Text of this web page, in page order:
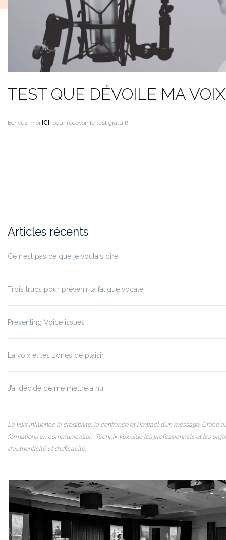
TEST QUE DÉVOILE MA
Écrivez-moi ICI pour recevoir le test gratuit!
Articles récents
Ce n’est pas ce que je voulais dire…
Trois trucs pour prévenir la fatigue vocale
Preventing Voice issues
La voix et les zones de plaisir
J’ai décidé de me mettre à nu…
La voix influence la crédibilité, la confiance et l'impact d'un message. Grâce
formations en communication, Technik Vox aide les professionnels et les
d'authenticité et d'efficacité.